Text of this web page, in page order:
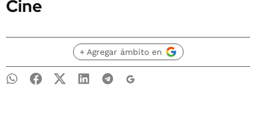
Cine
+ Agregar ámbito en